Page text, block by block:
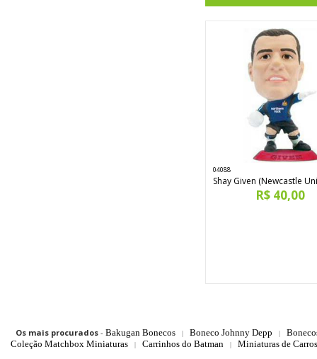
04088
Shay Given (Newcastle
R$ 40,00
Os mais procurados- Bakugan Bonecos | Boneco Johnny Depp |
Coleção Matchbox Miniaturas
| Carrinhos do Batman | Miniaturas de